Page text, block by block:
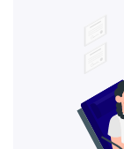
Безопасный и
обследования